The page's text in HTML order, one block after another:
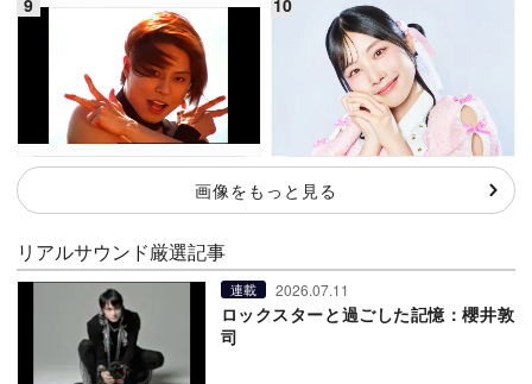
画像をもっと見る
リアルサウンド厳選記事
連載 2026.07.11
ロックスターと過ごした記憶：櫻井敦
司